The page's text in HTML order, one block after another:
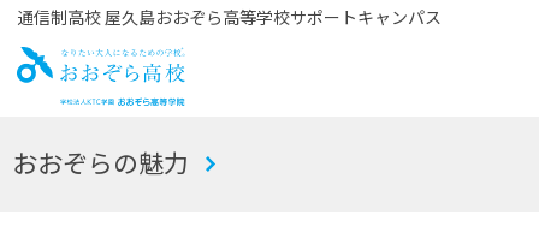
通信制高校 屋久島おおぞら高等学校サポートキャンパス
お
おおぞらの魅力